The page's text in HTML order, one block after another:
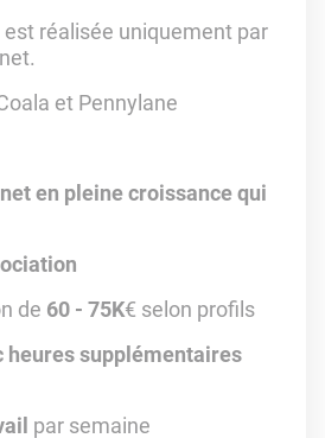
est réalisée uniquement par
et Pennylane
en pleine croissance qui
de 60 - 75K€ selon profils
heures supplémentaires
par semaine